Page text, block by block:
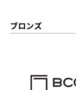
ブロンズ